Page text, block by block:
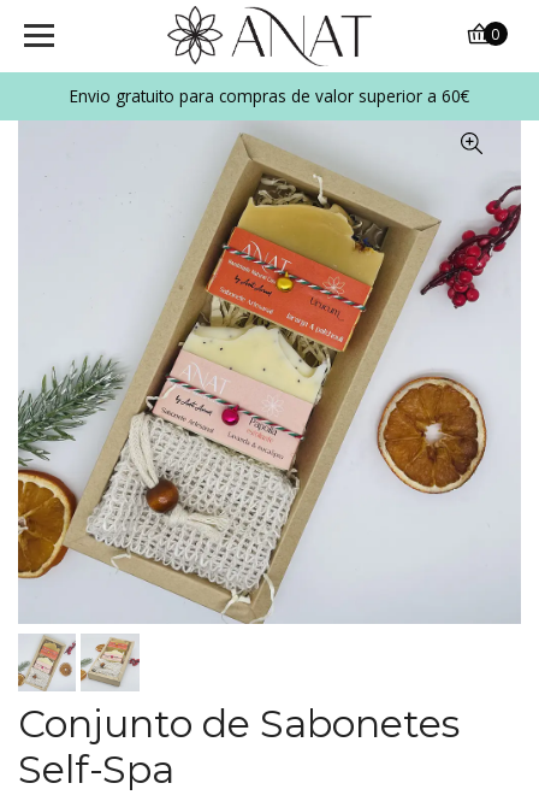
Envio gratuito para compras de valor superior a 60€
0
Conjunto de Sabonetes
Self-Spa